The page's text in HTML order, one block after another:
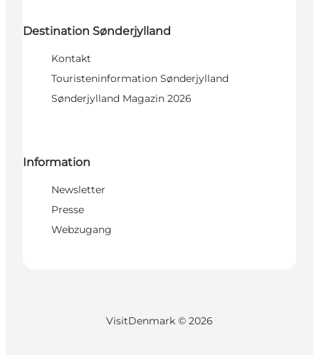
Destination Sønderjylland
Kontakt
Touristeninformation Sønderjylland
Sønderjylland Magazin 2026
Information
Newsletter
Presse
Webzugang
VisitDenmark © 2026